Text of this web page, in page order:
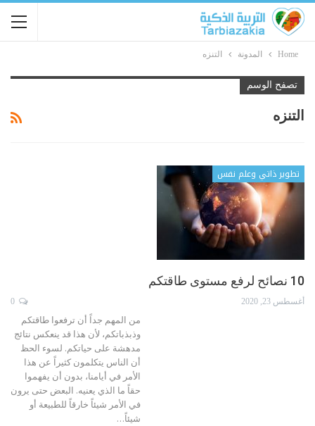
Home المدونة التنزه
تصفح الوسم
التنزه
تطوير ذاتي وعلم نفس
10 نصائح لرفع مستوى طاقتكم
أغسطس 23, 2020
من المهم جداً أن ترفعوا طاقتكم
وذبذباتكم، لأن هذا قد ينعكس نتائج
مدهشة على حياتكم. لسوء الحظ
أن الناس يتكلمون كثيراً عن هذا
الأمر في أيامنا، بدون أن يفهموا
حقاً ما الذي يعنيه. البعض حتى يرون
في الأمر شيئاً خارقاً للطبيعة أو
شيئاً…